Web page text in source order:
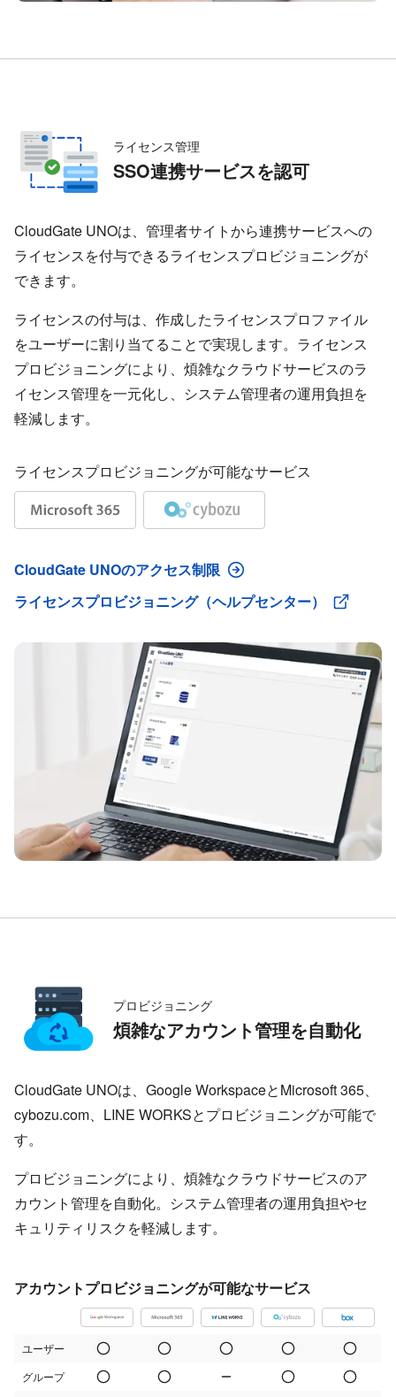
ライセンス管理
SSO連携サービスを認可
CloudGate UNOは、管理者サイトから連携サービスへの
ライセンスを付与できるライセンスプロビジョニングが
できます。
ライセンスの付与は、作成したライセンスプロファイル
をユーザーに割り当てることで実現します。ライセンス
プロビジョニングにより、煩雑なクラウドサービスのラ
イセンス管理を一元化し、システム管理者の運用負担を
軽減します。
ライセンスプロビジョニングが可能なサービス
CloudGate UNOのアクセス制限
ライセンスプロビジョニング（ヘルプセンター）
プロビジョニング
煩雑なアカウント管理を自動化
CloudGate UNOは、Google WorkspaceとMicrosoft 365、
cybozu.com、LINE WORKSとプロビジョニングが可能で
す。
プロビジョニングにより、煩雑なクラウドサービスのア
カウント管理を自動化。システム管理者の運用負担やセ
キュリティリスクを軽減します。
アカウントプロビジョニングが可能なサービス
ユーザー
グループ